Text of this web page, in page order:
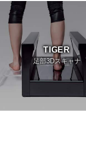
TIGER
足部3Dスキャナ